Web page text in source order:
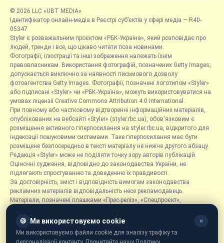
© 2026 LLC «UBT MEDIA»
Ідентифікатор онлайн-медіа в Реєстрі суб’єктів у сфері медіа — R40-
05347
Styler є розважальним проєктом «РБК-Україна», який розповідає про
людей, тренди і все, що цікаво читати поза новинами.
Фотографії, ілюстрації та інші зображення належать їхнім
правовласникам. Використання фотографій, позначених Getty Images,
допускається виключно за наявності письмового дозволу
фотоагентства Getty Images. Фотографії, позначені логотипом «Styler»
або підписані «Styler» чи «РБК-Україна», можуть використовуватися на
умовах ліцензії Creative Commons Attribution 4.0 International.
При повному або частковому відтворенні інформаційних матеріалів,
опублікованих на вебсайті «Styler» (styler.rbc.ua), обов'язковим є
розміщення активного гіперпосилання на styler.rbc.ua, відкритого для
індексації пошуковими системами. Таке гіперпосилання має бути
розміщене безпосередньо в тексті матеріалу не нижче другого абзацу.
Редакція «Styler» може не поділяти точку зору авторів публікацій.
Оціночні судження, відповідно до законодавства України, не
підлягають спростуванню та доведенню їх правдивості.
За достовірність, зміст і відповідність вимогам законодавства
рекламних матеріалів відповідальність несе рекламодавець.
Матеріали, позначені плашками «Прес-реліз», «Спецпроєкт»,
розміщуються на правах реклами.
Рубрика «Новини компаній» є інформаційним форматом, що містить
новини, повідомлення та оголошення, пов'язані з діяльністю
🍪 Ми використовуємо cookie ✕
Ми використовуємо файли cookie для аналізу трафіку та